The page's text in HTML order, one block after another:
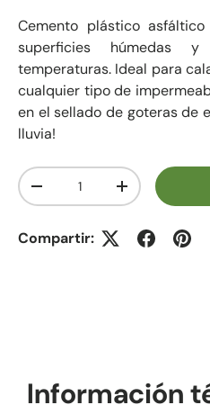
Cemento plástico
superficies
temperaturas. Ideal para
cualquier tipo de
en el sellado de goteras de
lluvia!
Cant.
Disminuir cantidadAumentar la
Compartir:
Información